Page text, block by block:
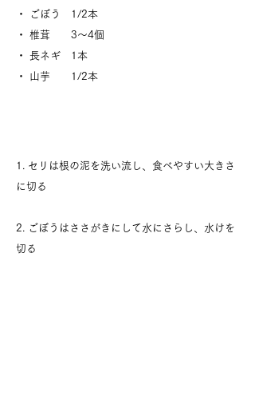
・ ごぼう 1/2本
・ 椎茸 3～4個
・ 長ネギ 1本
・ 山芋 1/2本
​1. セリは根の泥を洗い流し、食べやすい大きさ
に切る
​2. ごぼうはささがきにして水にさらし、水けを
切る